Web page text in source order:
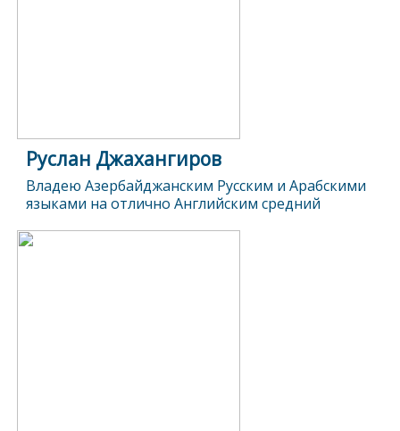
Руслан Джахангиров
Владею Азербайджанским Русским и Арабскими
языками на отлично Английским средний